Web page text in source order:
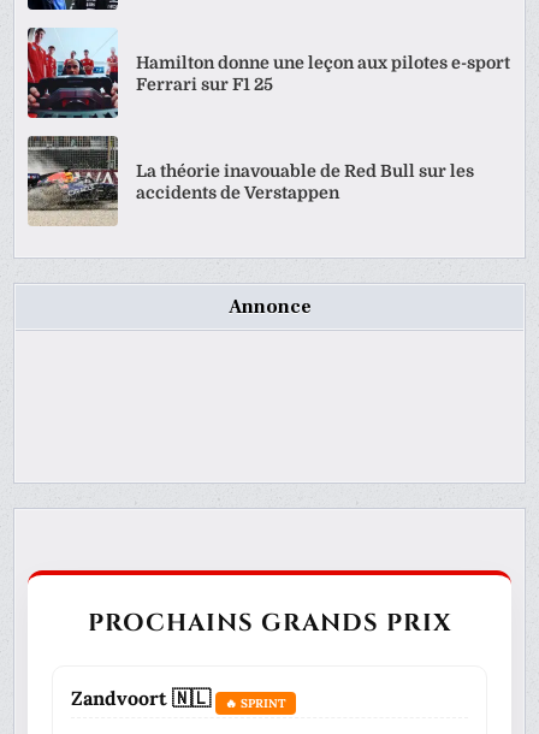
Hamilton donne une leçon aux pilotes e-sport
Ferrari sur F1 25
La théorie inavouable de Red Bull sur les
accidents de Verstappen
Annonce
PROCHAINS GRANDS PRIX
Zandvoort 🇳🇱 🔥 SPRINT